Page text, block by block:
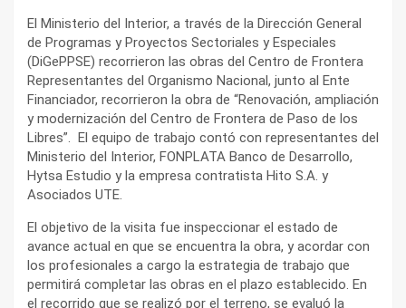
El Ministerio del Interior, a través de la Dirección General
de Programas y Proyectos Sectoriales y Especiales
(DiGePPSE) recorrieron las obras del Centro de Frontera
Representantes del Organismo Nacional, junto al Ente
Financiador, recorrieron la obra de “Renovación, ampliación
y modernización del Centro de Frontera de Paso de los
Libres”. El equipo de trabajo contó con representantes del
Ministerio del Interior, FONPLATA Banco de Desarrollo,
Hytsa Estudio y la empresa contratista Hito S.A. y
Asociados UTE.
El objetivo de la visita fue inspeccionar el estado de
avance actual en que se encuentra la obra, y acordar con
los profesionales a cargo la estrategia de trabajo que
permitirá completar las obras en el plazo establecido. En
el recorrido que se realizó por el terreno, se evaluó la